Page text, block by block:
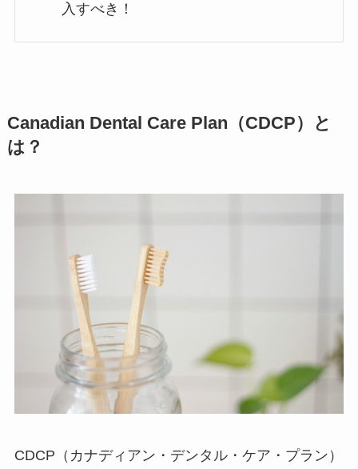
入すべき！
Canadian Dental Care Plan（CDCP）と
は？
CDCP（カナディアン・デンタル・ケア・プラン）